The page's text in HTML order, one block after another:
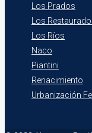
Los Prados
Los
Los Ríos
Naco
Piantini
Renacimiento
Urbanización